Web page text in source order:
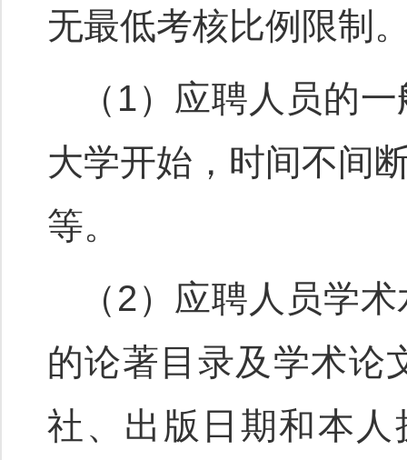
无最低考核比例限制
（1）应聘人员的
大学开始，时间不间
等。
（2）应聘人员学
的论著目录及学术论
社、出版日期和本